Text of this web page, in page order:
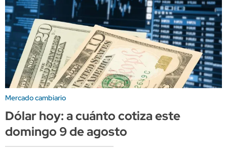
Mercado cambiario
Dólar hoy: a cuánto cotiza este
domingo 9 de agosto